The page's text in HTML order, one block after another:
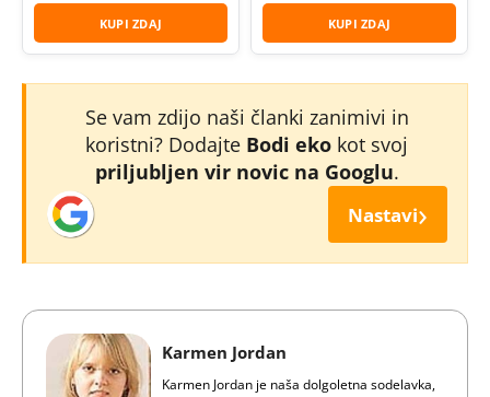
KUPI ZDAJ KUPI ZDAJ
Se vam zdijo naši članki zanimivi in
koristni? Dodajte Bodi eko kot svoj
priljubljen vir novic na Googlu.
Nastavi›
Karmen Jordan
Karmen Jordan je naša dolgoletna sodelavka,